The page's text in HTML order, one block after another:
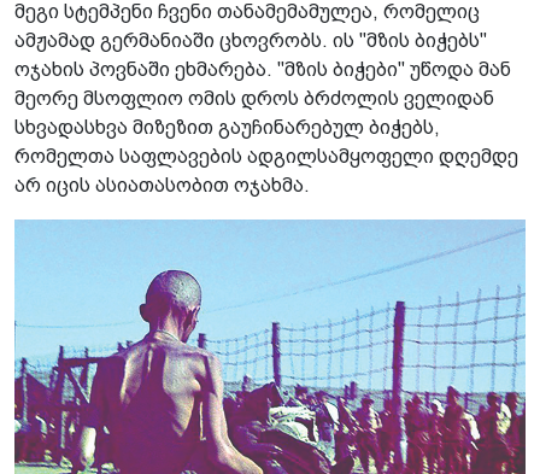
მეგი სტემპენი ჩვენი თანამემამულეა, რომელიც
ამჟამად გერმანიაში ცხოვრობს. ის "მზის ბიჭებს"
ოჯახის პოვნაში ეხმარება. "მზის ბიჭები" უწოდა მან
მეორე მსოფლიო ომის დროს ბრძოლის ველიდან
სხვადასხვა მიზეზით გაუჩინარებულ ბიჭებს,
რომელთა საფლავების ადგილსამყოფელი დღემდე
არ იცის ასიათასობით ოჯახმა.